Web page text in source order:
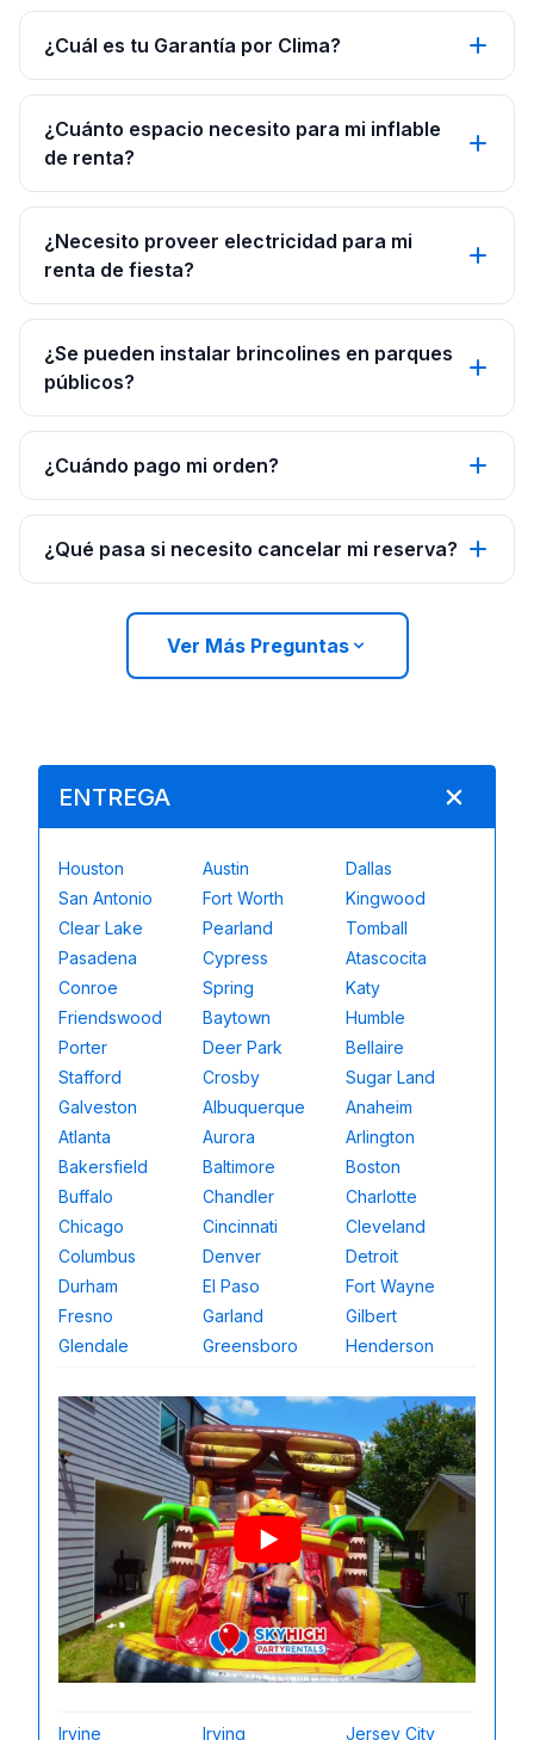
¿Cuál es tu Garantía por Clima?
¿Cuánto espacio necesito para mi inflable
de renta?
¿Necesito proveer electricidad para mi
renta de fiesta?
¿Se pueden instalar brincolines en parques
públicos?
¿Cuándo pago mi orden?
¿Qué pasa si necesito cancelar mi reserva?
Ver Más Preguntas
ENTREGA
Houston Austin
Dallas
San Antonio
Fort Worth
Kingwood
Clear Lake
Pearland
Tomball
Pasadena
Cypress
Atascocita
Conroe
Spring
Katy
Friendswood
Baytown
Humble
Porter
Deer Park
Bellaire
Stafford
Crosby
Sugar Land
Galveston
Albuquerque
Anaheim
Atlanta
Aurora
Arlington
Bakersfield
Baltimore
Boston
Buffalo
Chandler
Charlotte
Chicago
Cincinnati
Cleveland
Columbus
Denver
Detroit
Durham
El Paso
Fort Wayne
Fresno
Garland
Gilbert
Glendale
Greensboro Henderson
Irvine Irving
Jersey City